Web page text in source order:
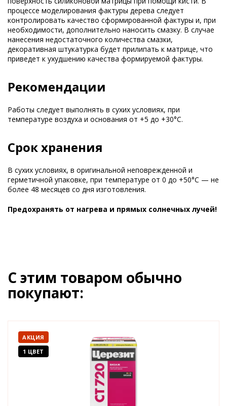
процессе моделирования фактуры дерева следует
контролировать качество сформированной фактуры и, при
необходимости, дополнительно наносить смазку. В случае
нанесения недостаточного количества смазки,
декоративная штукатурка будет прилипать к матрице, что
приведет к ухудшению качества формируемой фактуры.
Рекомендации
Работы следует выполнять в сухих условиях, при
температуре воздуха и основания от +5 до +30°C.
Срок хранения
В сухих условиях, в оригинальной неповрежденной и
герметичной упаковке, при температуре от 0 до +50°C — не
более 48 месяцев со дня изготовления.
Предохранять от нагрева и прямых солнечных лучей!
С этим товаром обычно
покупают:
АКЦИЯ
1 ЦВЕТ